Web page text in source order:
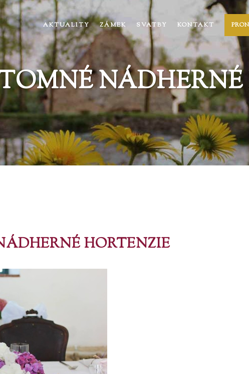
AKTUALITY ZÁMEK SVATBY KONTAKT
HORTENZIE